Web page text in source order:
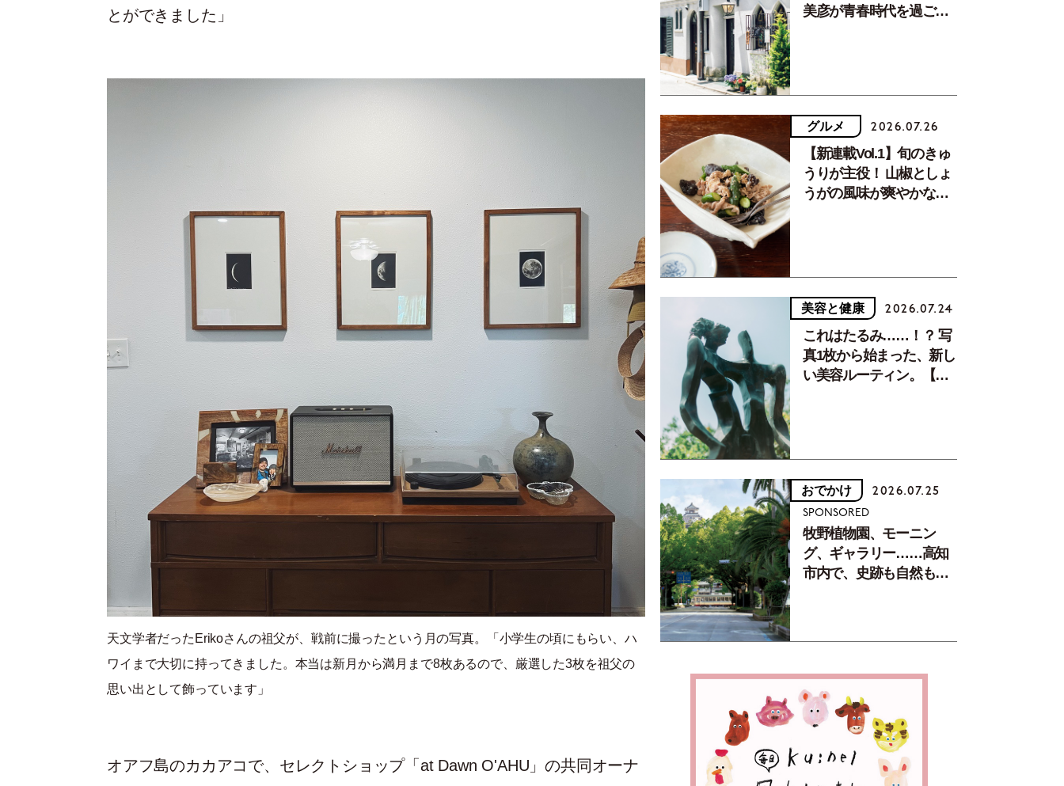
とができました」
天文学者だったErikoさんの祖父が、戦前に撮ったという月の写真。「小学生の頃にもらい、ハ
ワイまで大切に持ってきました。本当は新月から満月まで8枚あるので、厳選した3枚を祖父の
思い出として飾っています」
オアフ島のカカアコで、セレクトショップ「at Dawn O'AHU」の共同オーナ
美彦が青春時代を過ごし
グルメ 2026.07.26
【新連載Vol.1】旬のきゅ
うりが主役！ 山椒としょ
うがの風味が爽やかな、
美容と健康 2026.07.24
これはたるみ……！？ 写
真1枚から始まった、新し
い美容ルーティン。【中
おでかけ 2026.07.25
SPONSORED
牧野植物園、モーニン
グ、ギャラリー……高知
市内で、史跡も自然もグ